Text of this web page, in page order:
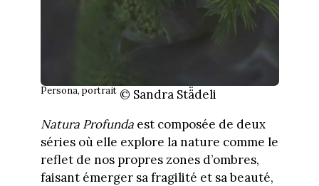
Persona, portrait© Sandra Stä̈deli
Natura Profundaest composée de deux
séries où elle explore la nature comme le
reflet de nos propres zones d’ombres,
faisant émerger sa fragilité et sa beauté,